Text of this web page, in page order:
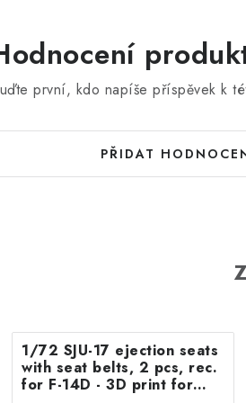
první, kdo napíše příspěvek k
PŘIDAT
1/72 SJU-17 ejection seats
with seat belts, 2 pcs, rec.
for F-14D - 3D print for